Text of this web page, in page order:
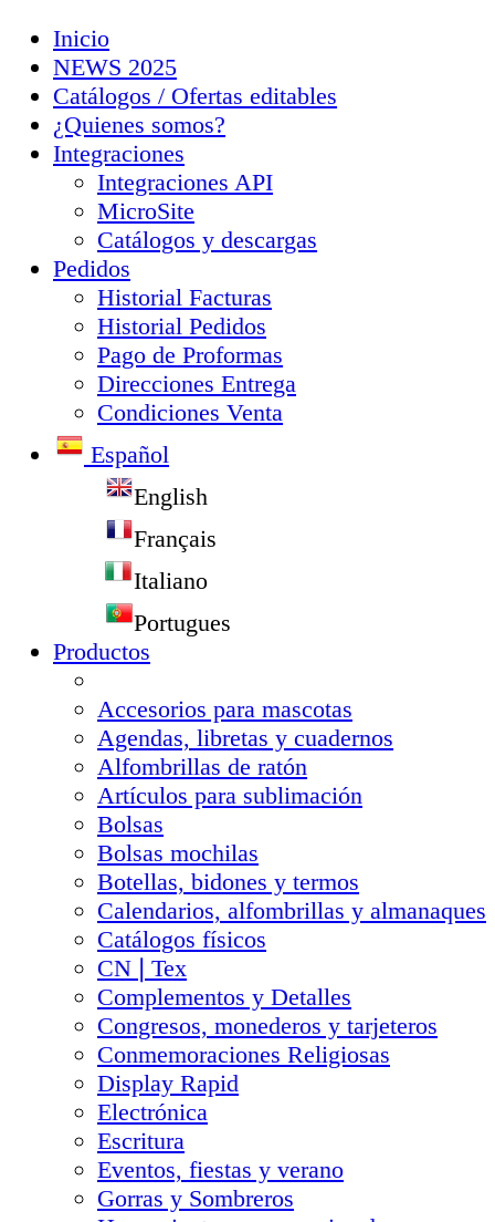
Inicio
NEWS 2025
Catálogos / Ofertas editables
¿Quienes somos?
Integraciones
Integraciones API
MicroSite
Catálogos y descargas
Pedidos
Historial Facturas
Historial Pedidos
Pago de Proformas
Direcciones Entrega
Condiciones Venta
Español
English
Français
Italiano
Portugues
Productos
Accesorios para mascotas
Agendas, libretas y cuadernos
Alfombrillas de ratón
Artículos para sublimación
Bolsas
Bolsas mochilas
Botellas, bidones y termos
Calendarios, alfombrillas y almanaques
Catálogos físicos
CN❘Tex
Complementos y Detalles
Congresos, monederos y tarjeteros
Conmemoraciones Religiosas
Display Rapid
Electrónica
Escritura
Eventos, fiestas y verano
Gorras y Sombreros